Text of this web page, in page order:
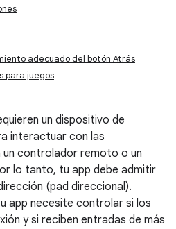
adecuado del botón Atrás
para juegos
un dispositivo de
interactuar con las
un controlador remoto o un
lo tanto, tu app debe admitir
(pad direccional).
app necesite controlar si los
y si reciben entradas de más